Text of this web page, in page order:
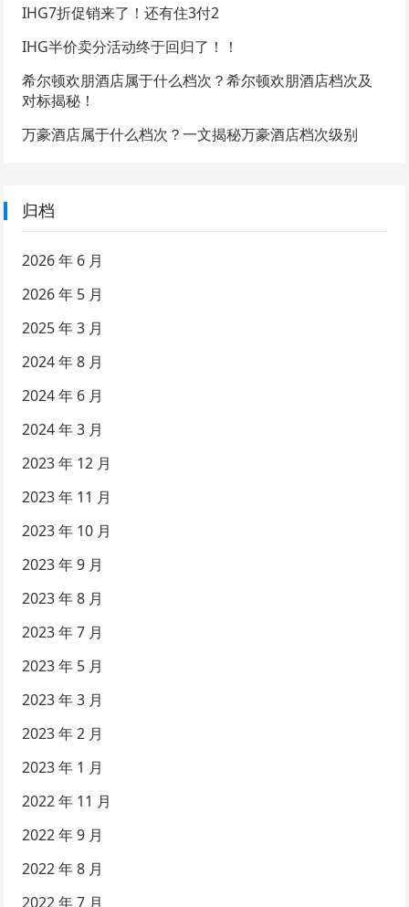
IHG7折促销来了！还有住3付2
IHG半价卖分活动终于回归了！！
希尔顿欢朋酒店属于什么档次？希尔顿欢朋酒店档次及
对标揭秘！
万豪酒店属于什么档次？一文揭秘万豪酒店档次级别
归档
2026 年 6 月
2026 年 5 月
2025 年 3 月
2024 年 8 月
2024 年 6 月
2024 年 3 月
2023 年 12 月
2023 年 11 月
2023 年 10 月
2023 年 9 月
2023 年 8 月
2023 年 7 月
2023 年 5 月
2023 年 3 月
2023 年 2 月
2023 年 1 月
2022 年 11 月
2022 年 9 月
2022 年 8 月
2022 年 7 月